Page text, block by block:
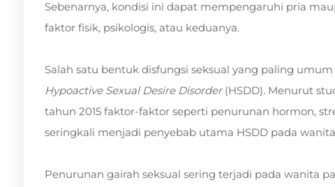
Sebenarnya, kondisi ini dapat mempengaruhi pria
faktor fisik, psikologis, atau keduanya.
Salah satu bentuk disfungsi seksual yang paling
Hypoactive Sexual Desire Disorder(HSDD). Menurut
tahun 2015 faktor-faktor seperti penurunan hormon,
seringkali menjadi penyebab utama HSDD pada
Penurunan gairah seksual sering terjadi pada wanita